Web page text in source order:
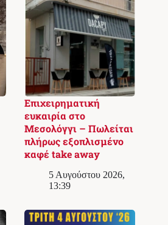
Επιχειρηματική
ευκαιρία στο
Μεσολόγγι – Πωλείται
πλήρως εξοπλισμένο
καφέ take away
5 Αυγούστου 2026,
13:39